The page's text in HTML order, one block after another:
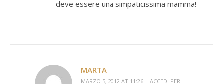
deve essere una simpaticissima mamma!
MARTA
MARZO 5, 2012 AT 11:26
ACCEDI PER